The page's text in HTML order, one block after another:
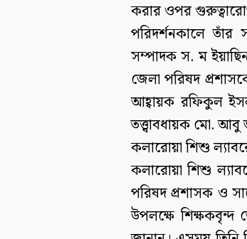
করার ওপর
পরিদর্শনকালে তাঁর
সম্পাদক স. ম
জেলা পরিষদ
আহ্বায়ক রফিকুল
তত্ত্বাবধায়ক মো. আবু
কলারোয়া শিশু
কলারোয়া শিশু
পরিষদ প্রশাসক ও
উপলক্ষে শিক্ষকবৃন্দ